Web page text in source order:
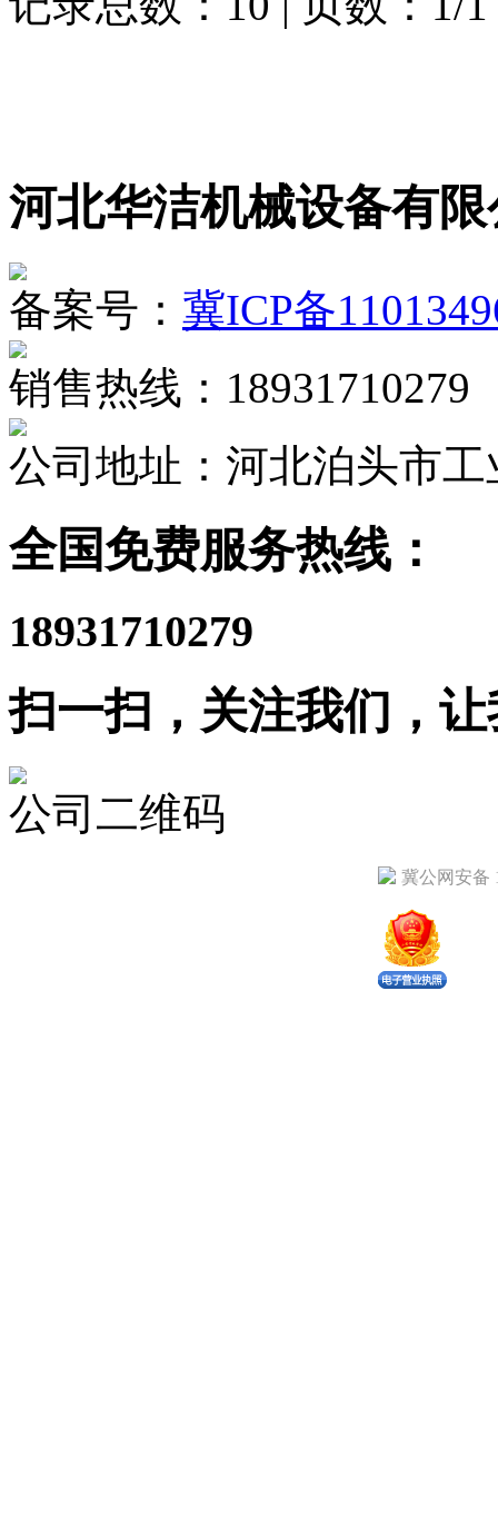
河北华洁机械设备有
备案号： 冀ICP备
销售热线：18931710279
公司地址：河北泊头市
全国免费服务热线：
18931710279
扫一扫，关注我们，
公司二维码
冀公网安备